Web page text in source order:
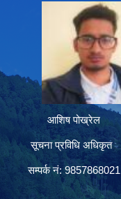
आशिष पोख्रेल
सूचना प्रविधि अधिकृत
सम्पर्क नं: 9857868021